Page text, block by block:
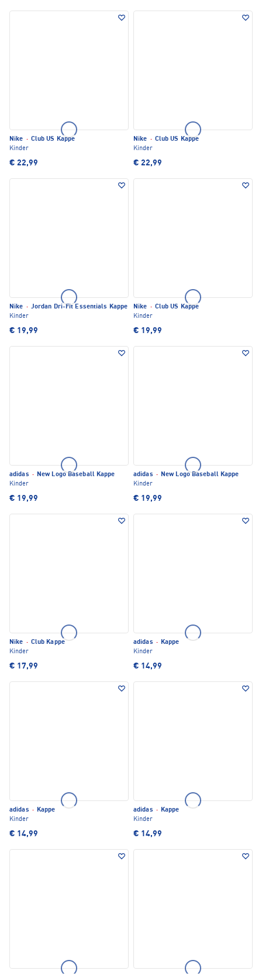
Nike · Club US Kappe
Kinder
€ 22,99
Nike · Club US Kappe
Kinder
€ 22,99
Nike · Jordan Dri-Fit Essentials Kappe
Kinder
€ 19,99
Nike · Club US Kappe
Kinder
€ 19,99
adidas · New Logo Baseball Kappe
Kinder
€ 19,99
adidas · New Logo Baseball Kappe
Kinder
€ 19,99
Nike · Club Kappe
Kinder
€ 17,99
adidas · Kappe
Kinder
€ 14,99
adidas · Kappe
Kinder
€ 14,99
adidas · Kappe
Kinder
€ 14,99